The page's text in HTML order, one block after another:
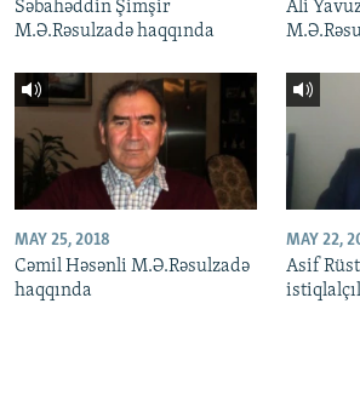
Səbahəddin Şimşir
M.Ə.Rəsulzadə haqqında
Ali
MAY 25, 2018
Cəmil Həsənli M.Ə.Rəsulzadə
haqqında
MAY 22,
Asif